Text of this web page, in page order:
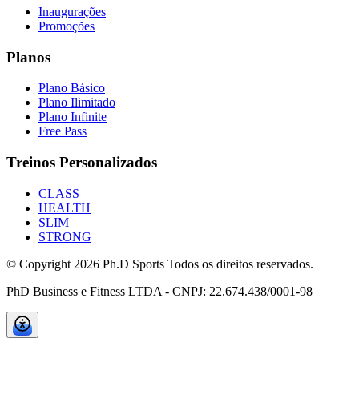
Inaugurações
Promoções
Planos
Plano Básico
Plano Ilimitado
Plano Infinite
Free Pass
Treinos Personalizados
CLASS
HEALTH
SLIM
STRONG
© Copyright 2026 Ph.D Sports Todos os direitos reservados.
PhD Business e Fitness LTDA - CNPJ: 22.674.438/0001-98